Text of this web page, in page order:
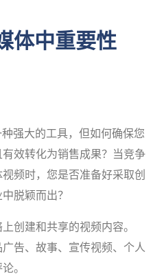
体中重要性
强大的工具，但如何确保您
效转化为销售成果？当竞争
频时，您是否准备好采取创
脱颖而出？
创建和共享的视频内容。
告、故事、宣传视频、个人
。